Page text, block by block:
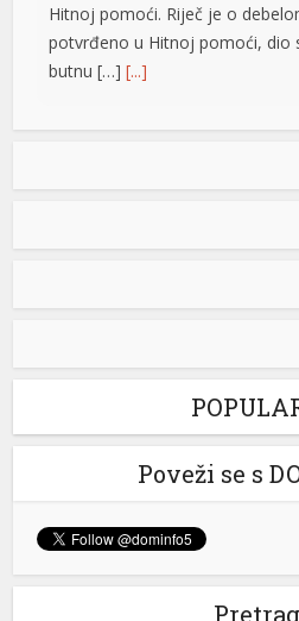
Hitnoj pomoći. Riječ je o
potvrđeno u Hitnoj pomoći, dio
butnu […][...]
Snimak s Jadrana izazvao bijes
Snimak s Kraljičine
kako osoba na džet
vodu za gašenje požara.
Italijanska vlada saopštila je da
granične kontrole usljed
enklavi Seuta. – Italija ne
Poveži se s